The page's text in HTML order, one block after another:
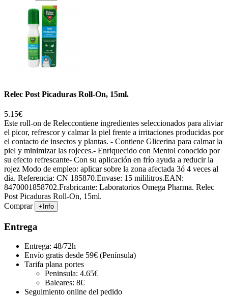
Relec Post Picaduras Roll-On, 15ml.
5.15€
Este roll-on de Releccontiene ingredientes seleccionados para aliviar
el picor, refrescor y calmar la piel frente a irritaciones producidas por
el contacto de insectos y plantas. - Contiene Glicerina para calmar la
piel y minimizar las rojeces.- Enriquecido con Mentol conocido por
su efecto refrescante- Con su aplicación en frío ayuda a reducir la
rojez Modo de empleo: aplicar sobre la zona afectada 3ó 4 veces al
día. Referencia: CN 185870.Envase: 15 mililitros.EAN:
8470001858702.Frabricante: Laboratorios Omega Pharma. Relec
Post Picaduras Roll-On, 15ml.
Comprar
+Info
Entrega
Entrega: 48/72h
Envío gratis desde 59€ (Península)
Tarifa plana portes
Peninsula: 4.65€
Baleares: 8€
Seguimiento online del pedido